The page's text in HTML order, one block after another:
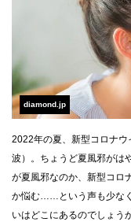
diamond.jp
2022年の夏、新型コロナ
波）。ちょうど夏風邪がは
が夏風邪なのか、新型コロ
か悩む……という声も少な
いはどこにあるのでしょう